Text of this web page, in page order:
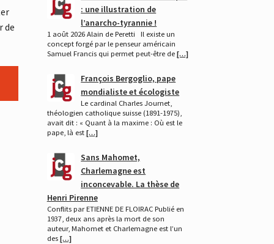
de
: une illustration de
l’anarcho-tyrannie !
1 août 2026 Alain de Peretti Il existe un
concept forgé par le penseur américain
Samuel Francis qui permet peut-être de […]
François Bergoglio, pape
mondialiste et écologiste
Le cardinal Charles Journet,
théologien catholique suisse (1891-1975),
avait dit : « Quant à la maxime : Où est le
pape, là est […]
Sans Mahomet,
Charlemagne est
inconcevable. La thèse de
Henri Pirenne
Conflits par ETIENNE DE FLOIRAC Publié en
1937, deux ans après la mort de son
auteur, Mahomet et Charlemagne est l’un
des […]